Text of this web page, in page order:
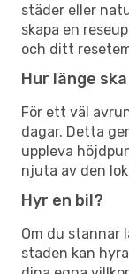
städer eller
skapa en
och ditt
Hur länge
För ett väl
dagar. Detta
uppleva
njuta av den
Hyr en bil?
Om du stannar
staden kan